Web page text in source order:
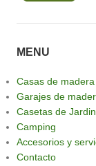
MENU
Casas de madera
Garajes de
Casetas de Jardin
Camping
Accesorios y
Contacto